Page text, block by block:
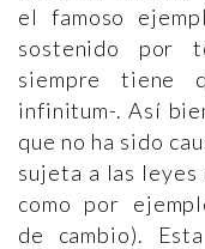
el famoso
sostenido por
siempre tiene
infinitum-. Así
que no ha sido
sujeta a las leyes
como por
de cambio).